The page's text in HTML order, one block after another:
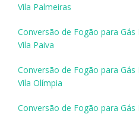
Vila Palmeiras
Conversão de Fogão para
Vila Paiva
Conversão de Fogão para
Vila Olímpia
Conversão de Fogão para